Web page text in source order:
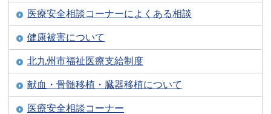
医療安全相談コーナーによくある相談
健康被害について
北九州市福祉医療支給制度
献血・骨髄移植・臓器移植について
医療安全相談コーナー